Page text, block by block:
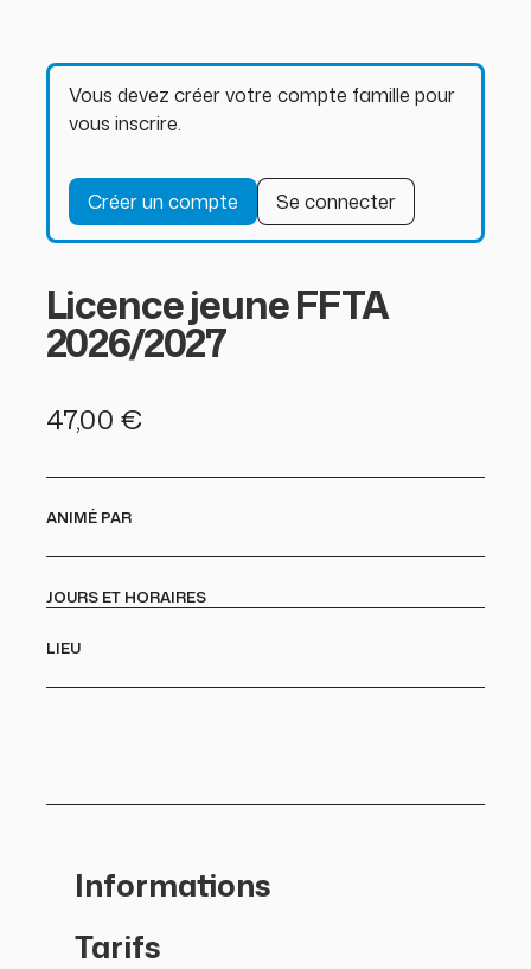
Vous devez créer votre compte famille pour
vous inscrire.
Créer un compte Se connecter
Licence jeune FFTA
2026/2027
47,00 €
ANIMÉ PAR
JOURS ET HORAIRES
LIEU
Informations
Tarifs